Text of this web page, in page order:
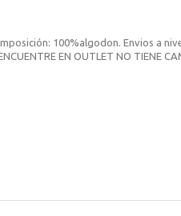
100%algodon. Envios a
EN OUTLET NO TIENE